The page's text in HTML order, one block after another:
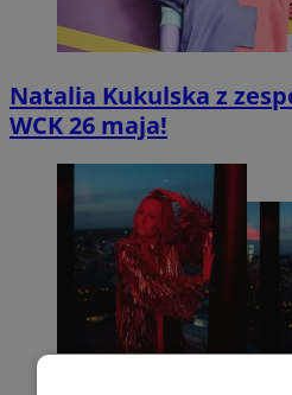
Natalia Kukulska z
WCK 26 maja!